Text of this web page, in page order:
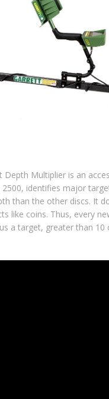
Depth Multiplier is an
identifies major
than the other discs. It
like coins. Thus, every
a target, greater than 10